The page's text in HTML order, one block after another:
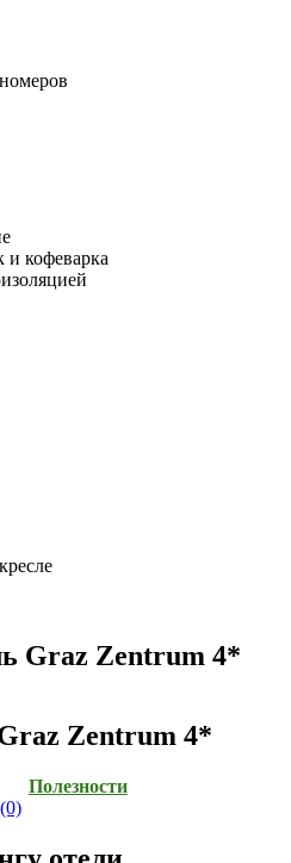
и кофеварка
Graz Zentrum 4*
Zentrum 4*
Полезности
(0)